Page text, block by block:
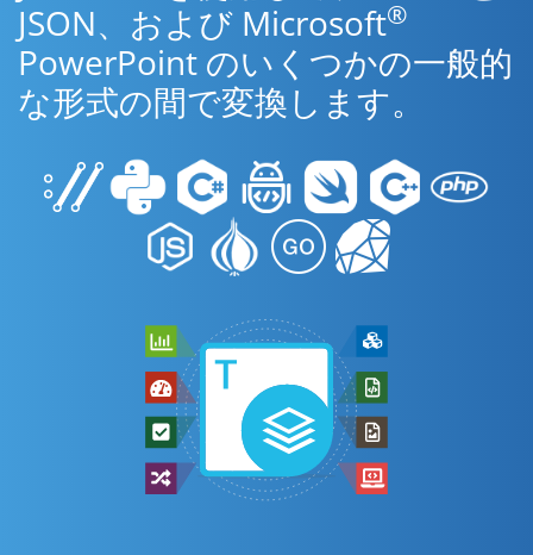
JSON、および Microsoft®
PowerPoint のいくつかの一般的
な形式の間で変換します。